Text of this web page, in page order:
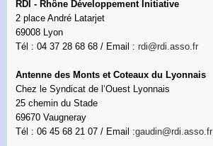
RDI - Rhône Développement Initiative
2 place André Latarjet
69008 Lyon
Tél : 04 37 28 68 68 / Email : rdi@rdi.asso.fr
Antenne des Monts et Coteaux du Lyonnais
Chez le Syndicat de l’Ouest Lyonnais
25 chemin du Stade
69670 Vaugneray
Tél : 06 45 68 21 07 / Email :gaudin@rdi.asso.fr